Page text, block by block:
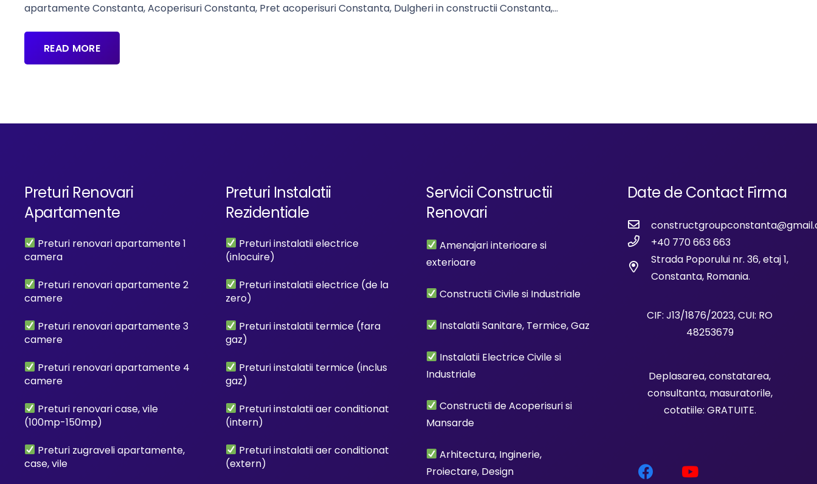
apartamente Constanta, Acoperisuri Constanta, Pret acoperisuri Constanta, Dulgheri in constructii Constanta,…
READ MORE
Preturi Renovari
Apartamente
Preturi renovari apartamente 1
camera
Preturi renovari apartamente 2
camere
Preturi renovari apartamente 3
camere
Preturi renovari apartamente 4
camere
Preturi renovari case, vile
(100mp-150mp)
Preturi zugraveli apartamente,
case, vile
Preturi Instalatii
Rezidentiale
Preturi instalatii electrice
(inlocuire)
Preturi instalatii electrice (de la
zero)
Preturi instalatii termice (fara
gaz)
Preturi instalatii termice (inclus
gaz)
Preturi instalatii aer conditionat
(intern)
Preturi instalatii aer conditionat
(extern)
Servicii Constructii
Renovari
Amenajari interioare si
exterioare
Constructii Civile si Industriale
Instalatii Sanitare, Termice, Gaz
Instalatii Electrice Civile si
Industriale
Constructii de Acoperisuri si
Mansarde
Arhitectura, Inginerie,
Proiectare, Design
Date de Contact Firma
+40 770 663 663
Strada Poporului nr. 36, etaj 1,
Constanta, Romania.
CIF: J13/1876/2023, CUI: RO
48253679
Deplasarea, constatarea,
consultanta, masuratorile,
cotatiile: GRATUITE.